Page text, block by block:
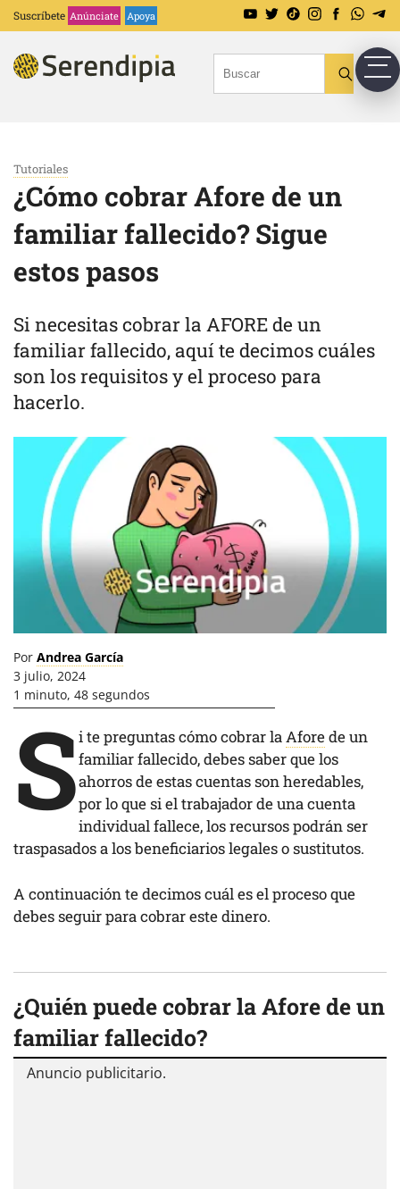
Suscríbete Anúnciate Apoya
Tutoriales
¿Cómo cobrar Afore de un
familiar fallecido? Sigue
estos pasos
Si necesitas cobrar la AFORE de un
familiar fallecido, aquí te decimos cuáles
son los requisitos y el proceso para
hacerlo.
Por Andrea García
3 julio, 2024
1 minuto, 48 segundos
Si te preguntas cómo cobrar laAforede un
familiar fallecido, debes saber que los
ahorros de estas cuentas son heredables,
por lo que si el trabajador de una cuenta
individual fallece, los recursos podrán ser
traspasados a los beneficiarios legales o sustitutos.
A continuación te decimos cuál es el proceso que
debes seguir para cobrar este dinero.
¿Quién puede cobrar la Afore de un
familiar fallecido?